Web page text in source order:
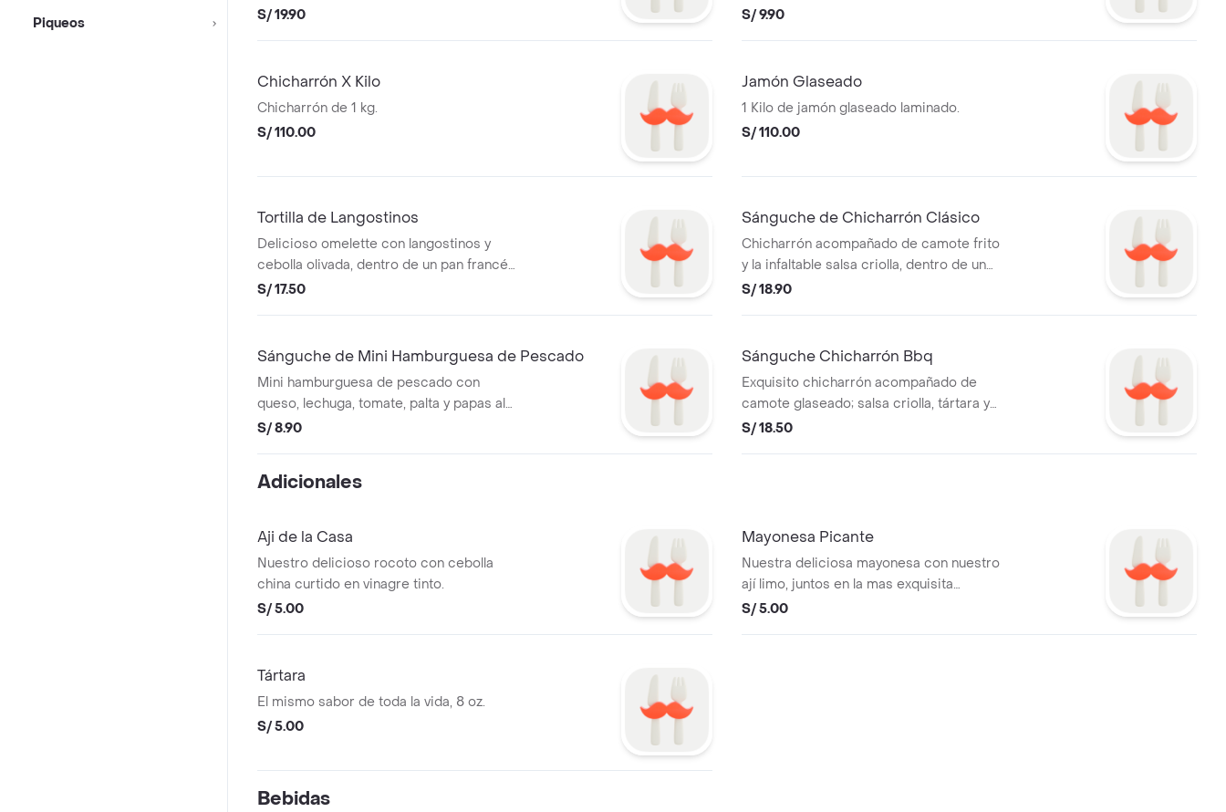
Piqueos
dentro y queso huallanca.
S/ 19.90
dentro.
S/ 9.90
Chicharrón X Kilo
Chicharrón de 1 kg.
S/ 110.00
Jamón Glaseado
1 Kilo de jamón glaseado laminado.
S/ 110.00
Tortilla de Langostinos
Delicioso omelette con langostinos y
cebolla olivada, dentro de un pan francés,
crocante por fuera suave por dentro.
S/ 17.50
Sánguche de Chicharrón Clásico
Chicharrón acompañado de camote frito
y la infaltable salsa criolla, dentro de un
pan francés, crocante por fuera suave
S/ 18.90
Sánguche de Mini Hamburguesa de Pescado
Mini hamburguesa de pescado con
queso, lechuga, tomate, palta y papas al
hilo, dentro de un mini pan hamburguesa,
S/ 8.90
Sánguche Chicharrón Bbq
Exquisito chicharrón acompañado de
camote glaseado; salsa criolla, tártara y
bbq, dentro de un pan hamburguesa,
S/ 18.50
Adicionales
Aji de la Casa
Nuestro delicioso rocoto con cebolla
china curtido en vinagre tinto.
S/ 5.00
Mayonesa Picante
Nuestra deliciosa mayonesa con nuestro
ají limo, juntos en la mas exquisita
combinación.
S/ 5.00
Tártara
El mismo sabor de toda la vida, 8 oz.
S/ 5.00
Bebidas